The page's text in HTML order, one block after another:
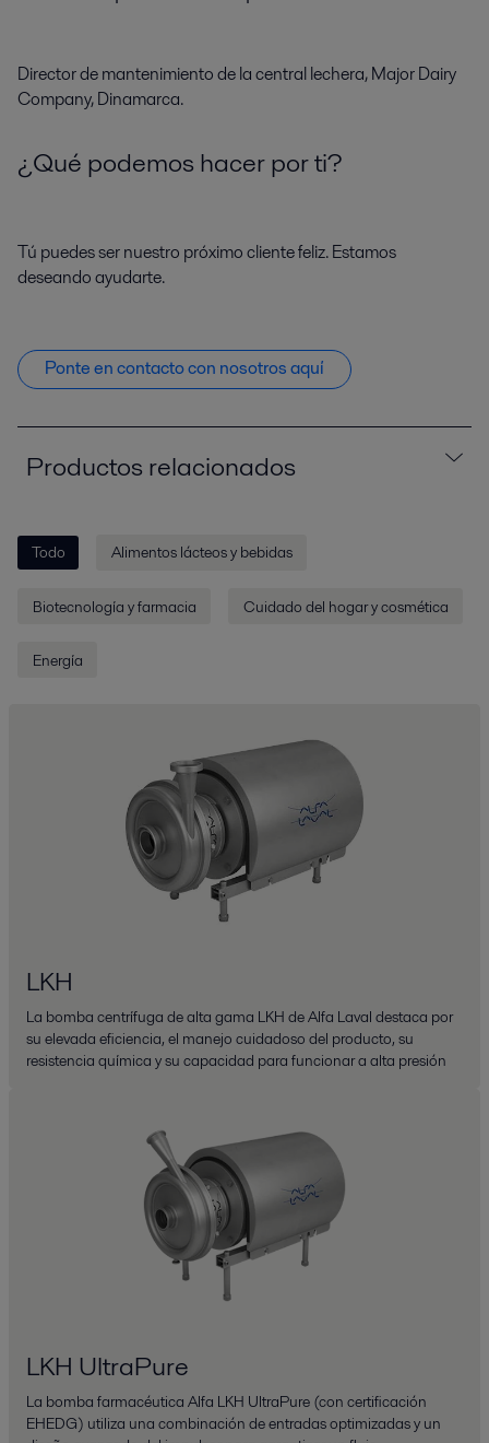
Director de mantenimiento de la central lechera, Major Dairy
Company, Dinamarca.
¿Qué podemos hacer por ti?
Tú puedes ser nuestro próximo cliente feliz. Estamos
deseando ayudarte.
Ponte en contacto con nosotros aquí
Productos relacionados
Todo Alimentos lácteos y bebidas
Biotecnología y farmacia Cuidado del hogar y cosmética
Energía
LKH
La bomba centrífuga de alta gama LKH de Alfa Laval destaca por
su elevada eficiencia, el manejo cuidadoso del producto, su
resistencia química y su capacidad para funcionar a alta presión
LKH UltraPure
La bomba farmacéutica Alfa LKH UltraPure (con certificación
EHEDG) utiliza una combinación de entradas optimizadas y un